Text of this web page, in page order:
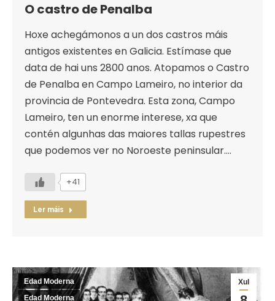
O castro de Penalba
Hoxe achegámonos a un dos castros máis
antigos existentes en Galicia. Estímase que
data de hai uns 2800 anos. Atopamos o Castro
de Penalba en Campo Lameiro, no interior da
provincia de Pontevedra. Esta zona, Campo
Lameiro, ten un enorme interese, xa que
contén algunhas das maiores tallas rupestres
que podemos ver no Noroeste peninsular.…
+41
Ler máis
Xul
Edad Moderna
Edad Moderna